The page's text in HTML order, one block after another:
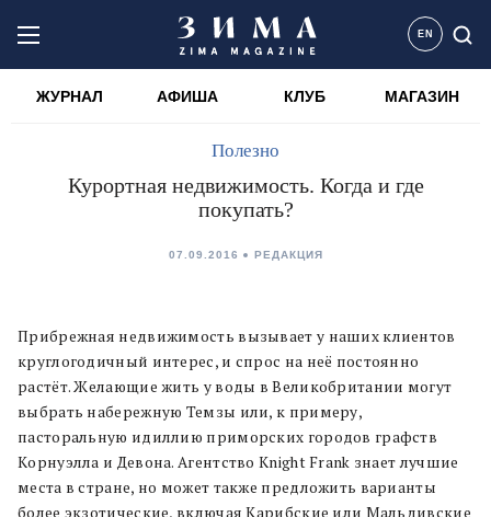
EN
ЖУРНАЛ АФИША КЛУБ МАГАЗИН
Полезно
Курортная недвижимость. Когда и где
покупать?
07.09.2016 РЕДАКЦИЯ
Прибрежная недвижимость вызывает у наших клиентов
круглогодичный интерес, и спрос на неё постоянно
растёт. Желающие жить у воды в Великобритании могут
выбрать набережную Темзы или, к примеру,
пасторальную идиллию приморских городов графств
Корнуэлла и Девона. Агентство Knight Frank знает лучшие
места в стране, но может также предложить варианты
более экзотические, включая Карибские или Мальдивские